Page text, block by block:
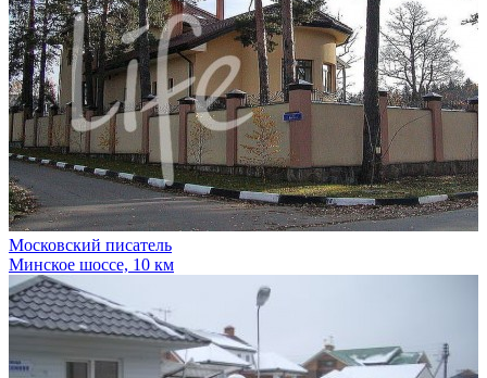
Московский писатель
Минское шоссе, 10 км